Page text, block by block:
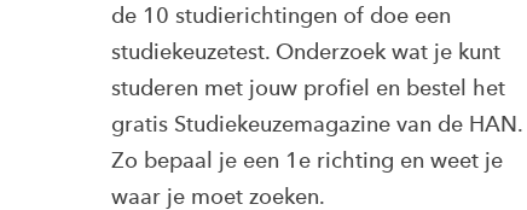
de 10 studierichtingen of doe een
studiekeuzetest. Onderzoek wat je kunt
studeren met jouw profiel en bestel het
gratis Studiekeuzemagazine van de HAN.
Zo bepaal je een 1e richting en weet je
waar je moet zoeken.